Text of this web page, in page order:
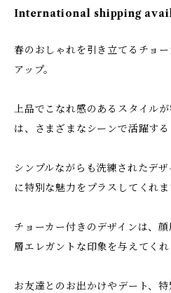
International shipping
春のおしゃれを引き立てるチョ
アップ。
上品でこなれ感のあるスタイル
は、さまざまなシーンで活躍する
シンプルながらも洗練されたデ
に特別な魅力をプラスしてくれま
チョーカー付きのデザインは、
層エレガントな印象を与えてくれ
お友達とのお出かけやデート、